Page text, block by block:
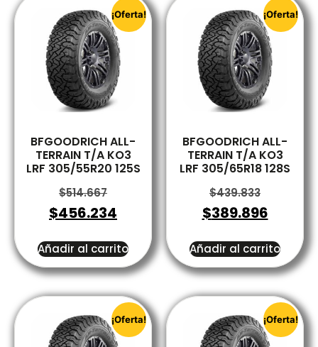
¡Oferta!
BFGOODRICH ALL-
TERRAIN T/A KO3
LRF 305/55R20 125S
$514.667
$456.234
Añadir al carrito
¡Oferta!
BFGOODRICH ALL-
TERRAIN T/A KO3
LRF 305/65R18 128S
$439.833
$389.896
Añadir al carrito
¡Oferta! ¡Oferta!